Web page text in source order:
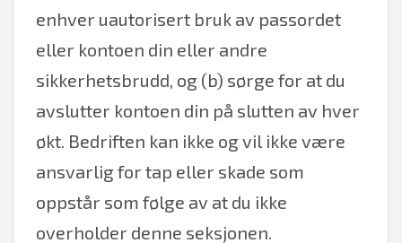
enhver uautorisert bruk av passordet
eller kontoen din eller andre
sikkerhetsbrudd, og (b) sørge for at du
avslutter kontoen din på slutten av hver
økt. Bedriften kan ikke og vil ikke være
ansvarlig for tap eller skade som
oppstår som følge av at du ikke
overholder denne seksjonen.